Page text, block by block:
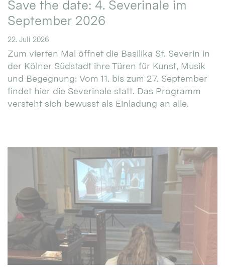
Save the date: 4. Severinale im
September 2026
22. Juli 2026
Zum vierten Mal öffnet die Basilika St. Severin in
der Kölner Südstadt ihre Türen für Kunst, Musik
und Begegnung: Vom 11. bis zum 27. September
findet hier die Severinale statt. Das Programm
versteht sich bewusst als Einladung an alle.